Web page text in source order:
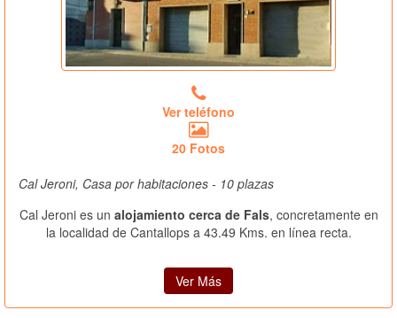
Ver teléfono
20 Fotos
Cal Jeroni, Casa por habitaciones - 10 plazas
Cal Jeroni es un alojamiento cerca de Fals, concretamente en
la localidad de Cantallops a 43.49 Kms. en línea recta.
Ver Más